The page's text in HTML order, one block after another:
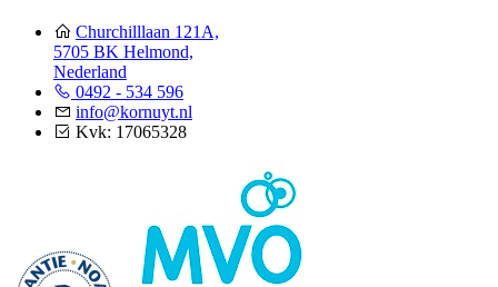
Churchilllaan 121A,
5705 BK Helmond,
Nederland
0492 - 534 596
info@kornuyt.nl
Kvk: 17065328